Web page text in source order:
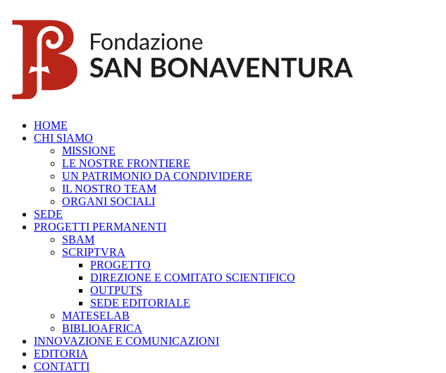
HOME
CHI SIAMO
MISSIONE
LE NOSTRE FRONTIERE
UN PATRIMONIO DA CONDIVIDERE
IL NOSTRO TEAM
ORGANI SOCIALI
SEDE
PROGETTI PERMANENTI
SBAM
SCRIPTVRA
PROGETTO
DIREZIONE E COMITATO SCIENTIFICO
OUTPUTS
SEDE EDITORIALE
MATESELAB
BIBLIOAFRICA
INNOVAZIONE E COMUNICAZIONI
EDITORIA
CONTATTI